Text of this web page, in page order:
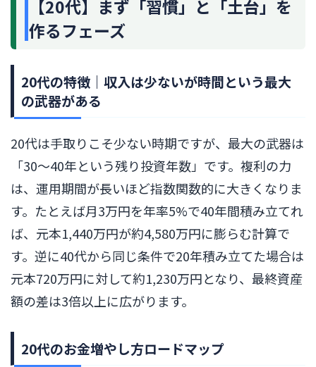
【20代】まず「習慣」と「土台」を
作るフェーズ
20代の特徴｜収入は少ないが時間という最大
の武器がある
20代は手取りこそ少ない時期ですが、最大の武器は
「30〜40年という残り投資年数」です。複利の力
は、運用期間が長いほど指数関数的に大きくなりま
す。たとえば月3万円を年率5%で40年間積み立てれ
ば、元本1,440万円が約4,580万円に膨らむ計算で
す。逆に40代から同じ条件で20年積み立てた場合は
元本720万円に対して約1,230万円となり、最終資産
額の差は3倍以上に広がります。
20代のお金増やし方ロードマップ